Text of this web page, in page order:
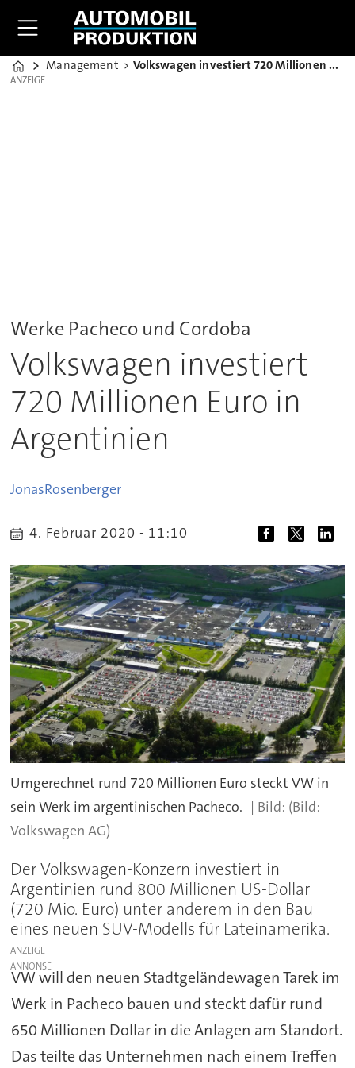
Home
Management Volkswagen investiert 720 Millionen Euro in Argentinien
ANZEIGE
ANZEIGE
Werke Pacheco und Cordoba
Volkswagen investiert
720 Millionen Euro in
Argentinien
JonasRosenberger
4. Februar 2020 - 11:10
Umgerechnet rund 720 Millionen Euro steckt VW in
sein Werk im argentinischen Pacheco.
(Bild:
Volkswagen AG)
Der Volkswagen-Konzern investiert in
Argentinien rund 800 Millionen US-Dollar
(720 Mio. Euro) unter anderem in den Bau
eines neuen SUV-Modells für Lateinamerika.
ANZEIGE
VW will den neuen Stadtgeländewagen Tarek im
Werk in Pacheco bauen und steckt dafür rund
650 Millionen Dollar in die Anlagen am Standort.
Das teilte das Unternehmen nach einem Treffen